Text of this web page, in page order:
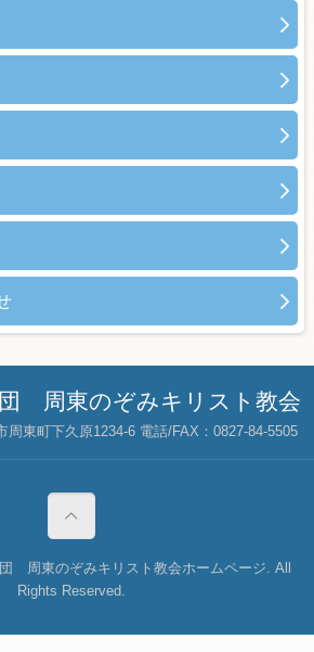
団 周東のぞみキリスト教会
東町下久原1234-6 電話/FAX：0827-84-5505
周東のぞみキリスト教会ホームページ. All
Rights Reserved.